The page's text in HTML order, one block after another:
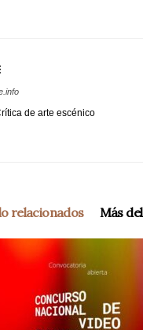
de arte escénico
relacionados Más